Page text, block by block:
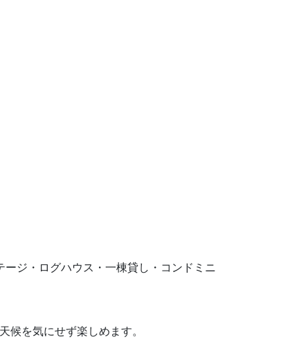
ジ・ログハウス・一棟貸し・コンドミニ
を気にせず楽しめます。